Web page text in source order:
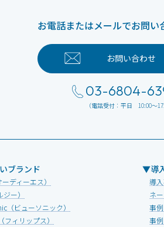
お電話またはメールでお問い
03-6804-
（電話受付：平日 10:00～
お問い合わせ
ブランド
ディーエス）
ー）
（ビューソニック）
フィリップス）
▼導
導
ネー
事
事